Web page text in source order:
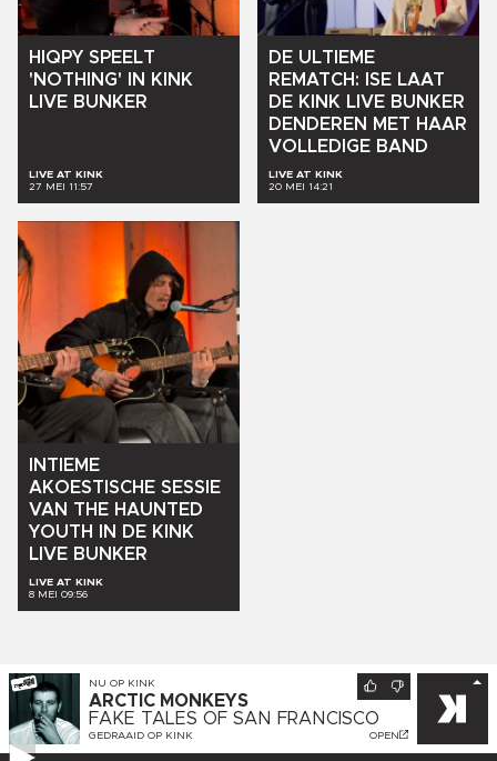
HIQPY SPEELT
'NOTHING'
IN
KINK
LIVE BUNKER
LIVE AT KINK
27 MEI 11:57
DE ULTIEME
REMATCH:
ISE LAAT
DE KINK LIVE BUNKER
DENDEREN
MET HAAR
VOLLEDIGE BAND
LIVE AT KINK
20 MEI 14:21
INTIEME
AKOESTISCHE SESSIE
VAN THE HAUNTED
YOUTH
IN DE KINK
LIVE BUNKER
LIVE AT KINK
8 MEI 09:56
NU OP KINK
ARCTIC MONKEYS
FAKE TALES OF SAN FRANCISCO
GEDRAAID OP KINK OPEN